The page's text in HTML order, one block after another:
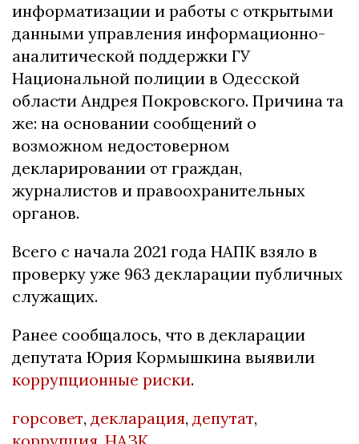
информатизации и работы с открытыми
данными управления информационно-
аналитической поддержки ГУ
Национальной полиции в Одесской
области Андрея Покровского. Причина та
же: на основании сообщений о
возможном недостоверном
декларировании от граждан,
журналистов и правоохранительных
органов.
Всего с начала 2021 года НАПК взяло в
проверку уже 963 декларации публичных
служащих.
Ранее сообщалось, что в декларации
депутата Юрия Кормышкина выявили
коррупционные риски.
горсовет, декларация, депутат,